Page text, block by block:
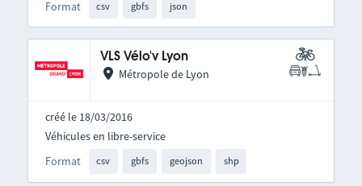
Format csv gbfs json
VLS Vélo'v Lyon
Métropole de Lyon
créé le 18/03/2016
Format csv gbfs geojson shp
Véhicules en libre-service